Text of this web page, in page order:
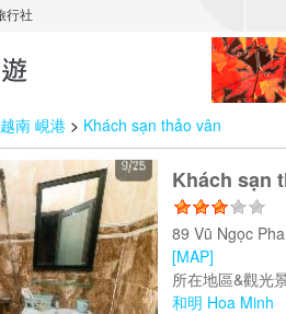
越南 峴港 > Khách sạn thảo vân
Khách sạn
89 Vũ Ngọc
[MAP]
所在地區&觀光
和明 Hoa Minh